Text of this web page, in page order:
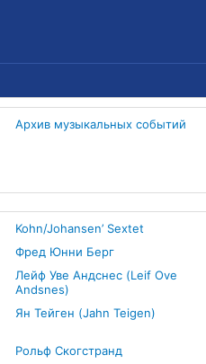
Архив музыкальных событий
Kohn/Johansen’ Sextet
Фред Юнни Берг
Лейф Уве Андснес (Leif Ove
Andsnes)
Ян Тейген (Jahn Teigen)
Рольф Скогстранд